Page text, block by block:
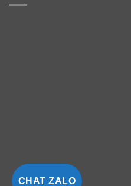
CHAT ZALO